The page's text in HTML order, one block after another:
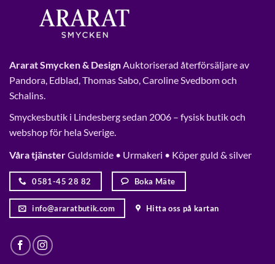
Ararat Smycken & Design Auktoriserad återförsäljare av
Pandora, Edblad, Thomas Sabo, Caroline Svedbom och
Schalins.
Smyckesbutik i Lindesberg sedan 2006 – fysisk butik och
webshop för hela Sverige.
Våra tjänsterGuldsmide • Urmakeri • Köper guld & silver
0581-45 28 82 Boka Mäte
info@araratbutik.com Hitta oss på kartan